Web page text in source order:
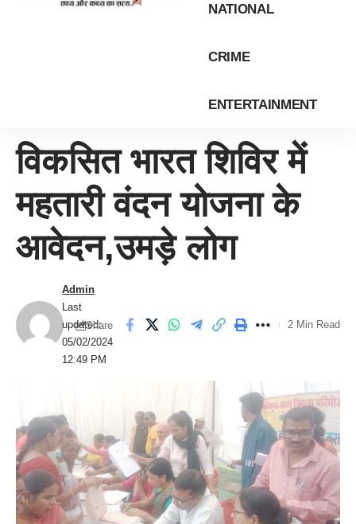
NATIONAL
CRIME
ENTERTAINMENT
विकसित भारत शिविर में
महतारी वंदन योजना के
आवेदन,उमड़े लोग
Last
updated:
05/02/2024
12:49 PM
Admin
Share 2 Min Read